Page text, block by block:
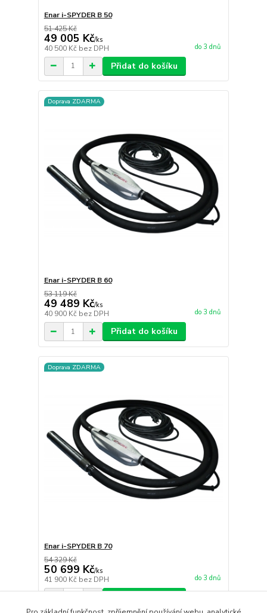
Enar i-SPYDER B 50
51 425 Kč
49 005 Kč/ks
40 500 Kč bez DPH do 3 dnů
Přidat do košíku
Doprava ZDARMA
Enar i-SPYDER B 60
53 119 Kč
49 489 Kč/ks
40 900 Kč bez DPH do 3 dnů
Přidat do košíku
Doprava ZDARMA
Enar i-SPYDER B 70
54 329 Kč
50 699 Kč/ks
41 900 Kč bez DPH do 3 dnů